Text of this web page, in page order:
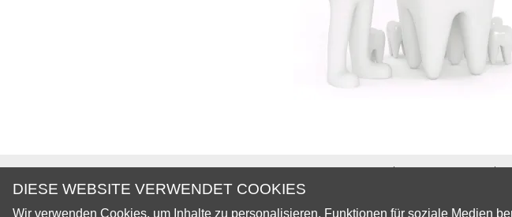
DIESE WEBSITE VERWENDET COOKIES
Wir verwenden Cookies, um Inhalte zu personalisieren, Funktionen für soziale Medien